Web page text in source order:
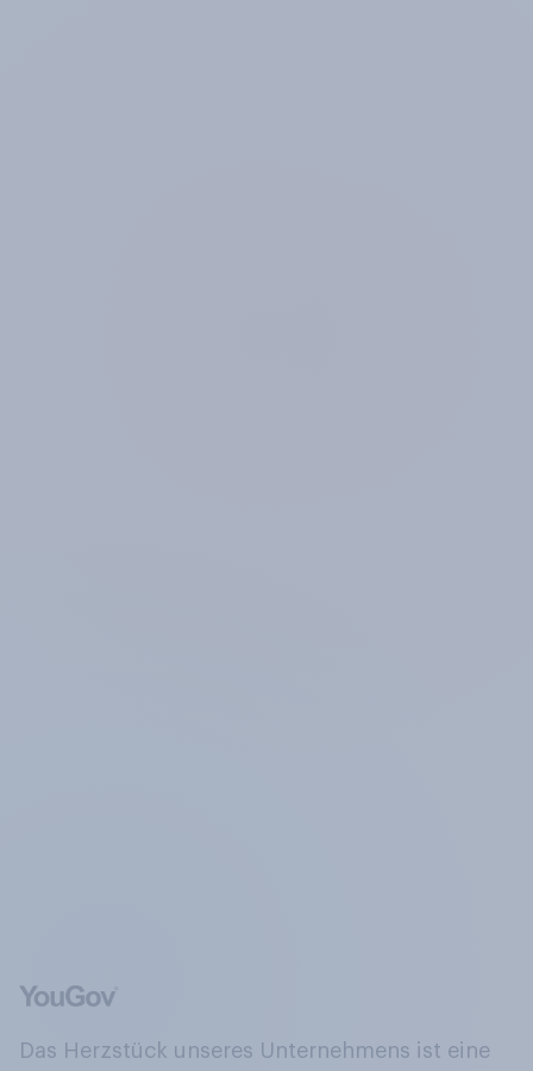
Das Herzstück unseres Unternehmens ist eine